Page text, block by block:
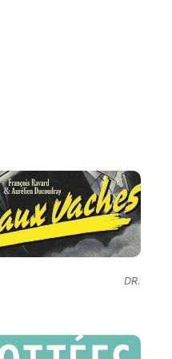
DR.